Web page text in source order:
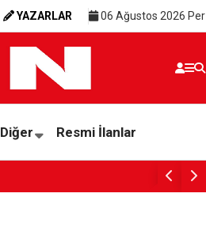
YAZARLAR 06 Ağustos 2026 Per
Diğer Resmi İlanlar